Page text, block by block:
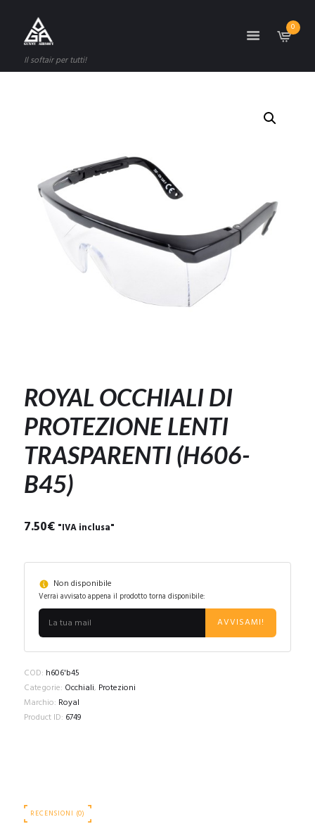
Il softair per tutti!
0
ROYAL OCCHIALI DI
PROTEZIONE LENTI
TRASPARENTI (H606-
B45)
7.50€ "IVA inclusa"
Non disponibile
Verrai avvisato appena il prodotto torna disponibile:
AVVISAMI!
COD: h606'b45
Categorie: Occhiali, Protezioni
Marchio: Royal
Product ID: 6749
RECENSIONI (0)